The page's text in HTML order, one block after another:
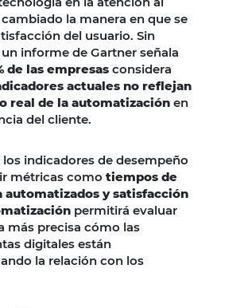
la manera en que se
del usuario. Sin
informe de Gartner señala
de las empresas considera
actuales no reflejan
real de la automatización en
del cliente.
indicadores de desempeño
métricas como tiempos de
automatizados y satisfacción
permitirá evaluar
más precisa cómo las
digitales están
la relación con los